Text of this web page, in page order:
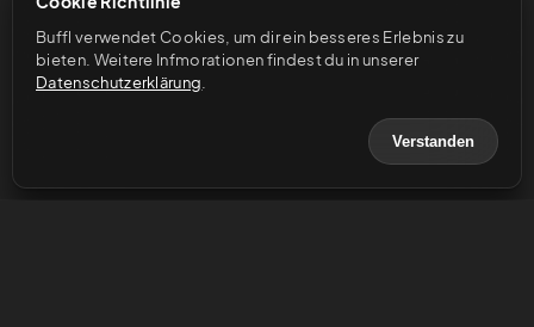
Buffl verwendet Cookies, um dir ein besseres Erlebnis zu
bieten. Weitere Infmorationen findest du in unserer
Datenschutzerklärung
Verstanden